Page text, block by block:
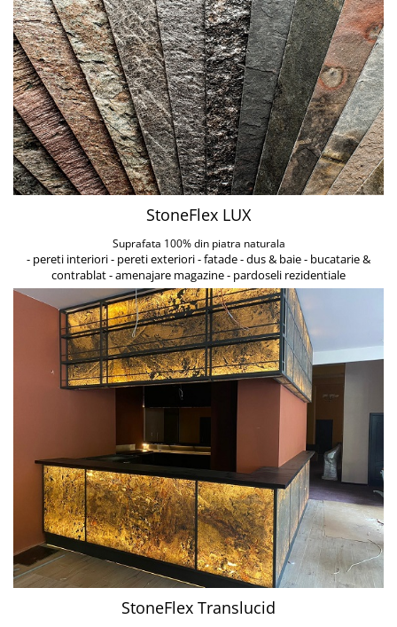
StoneFlex LUX
Suprafata 100% din piatra naturala
- pereti interiori - pereti exteriori - fatade - dus & baie - bucatarie &
contrablat - amenajare magazine - pardoseli rezidentiale
StoneFlex Translucid